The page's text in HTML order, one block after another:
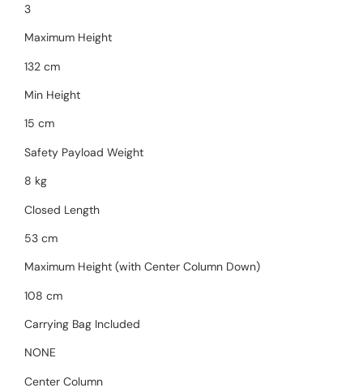
3
Maximum Height
132 cm
Min Height
15 cm
Safety Payload Weight
8 kg
Closed Length
53 cm
Maximum Height (with Center Column Down)
108 cm
Carrying Bag Included
NONE
Center Column